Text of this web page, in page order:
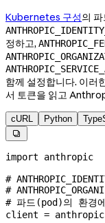
Kubernetes 구성의
정하고,
함께 설정합니다. 이러
서 토큰을 읽고
cURL Python

import anthropic
#
#
# 파드(pod)의 환경
client =